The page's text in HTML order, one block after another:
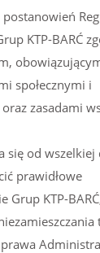
postanowień
KTP-BARĆ
społecznymi i
zasadami
się od wszelkiej
prawidłowe
Grup KTP-